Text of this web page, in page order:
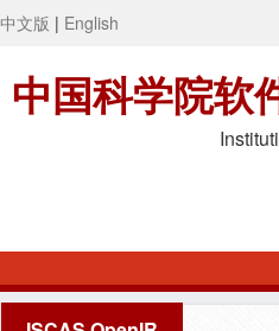
中文版 | English
中国科学院软